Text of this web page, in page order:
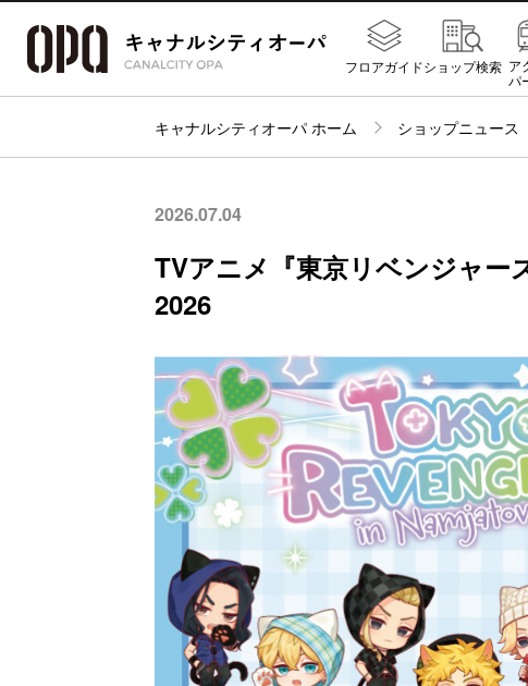
フロアガイドショップ検索 ア
パ
キャナルシティオーパ ホーム ショップニュース
2026.07.04
TVアニメ『東京リベンジャー
2026